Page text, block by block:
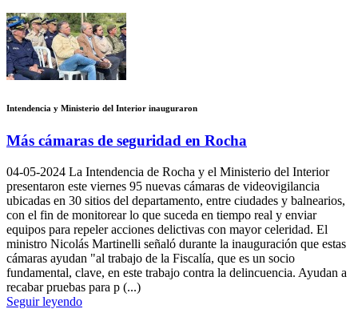
Intendencia y Ministerio del Interior inauguraron
Más cámaras de seguridad en Rocha
04-05-2024 La Intendencia de Rocha y el Ministerio del Interior
presentaron este viernes 95 nuevas cámaras de videovigilancia
ubicadas en 30 sitios del departamento, entre ciudades y balnearios,
con el fin de monitorear lo que suceda en tiempo real y enviar
equipos para repeler acciones delictivas con mayor celeridad. El
ministro Nicolás Martinelli señaló durante la inauguración que estas
cámaras ayudan "al trabajo de la Fiscalía, que es un socio
fundamental, clave, en este trabajo contra la delincuencia. Ayudan a
recabar pruebas para p (...)
Seguir leyendo